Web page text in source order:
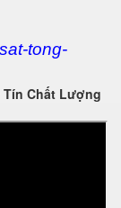
tong-
Tín Chất Lượng